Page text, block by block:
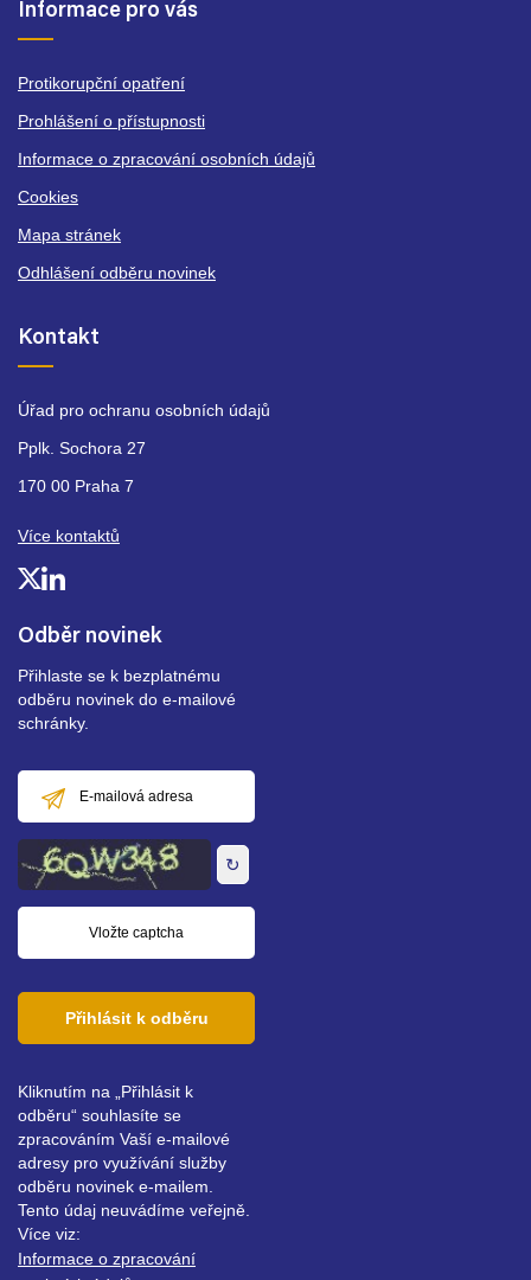
Odběr novinek
Přihlaste se k bezplatnému
odběru novinek do e-mailové
schránky.
mailová
adresa
↻
Přihlásit k odběru
Kliknutím na „Přihlásit k
odběru“ souhlasíte se
zpracováním Vaší e-mailové
adresy pro využívání služby
odběru novinek e-mailem.
Tento údaj neuvádíme veřejně.
Více viz:
Informace o zpracování
Informace pro vás
Protikorupční opatření
Prohlášení o přístupnosti
Informace o zpracování osobních údajů
Cookies
Mapa stránek
Odhlášení odběru novinek
Kontakt
Úřad pro ochranu osobních údajů
Pplk. Sochora 27
170 00 Praha 7
Více kontaktů